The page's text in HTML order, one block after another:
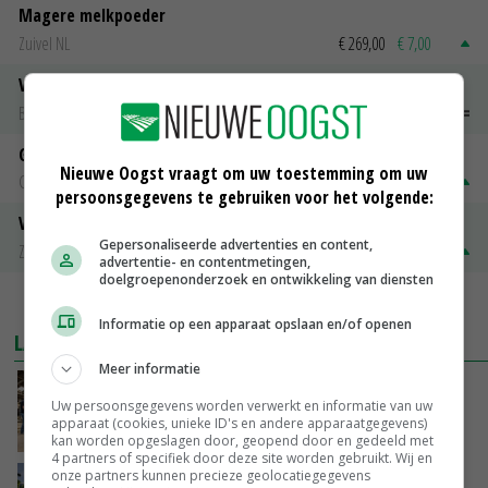
Magere melkpoeder
Zuivel NL
€ 269,00 € 7,00
Vleeskuikens 2001-2600 gr
Barneveld
€ 1,09
Gerst
Groningen
€ 197,00 € 2,00
Volle melkpoeder
Zuivel NL
€ 345,00
LAATSTE NIEUWS
boeren nu erkenning
VANDAAG, 07:00
Kamervragen over onttrekkingsverbod,
Nieuwe Oogst vraagt om uw toestemming om uw
persoonsgegevens te gebruiken voor het volgende:
Gepersonaliseerde advertenties en content,
advertentie- en contentmetingen,
doelgroepenonderzoek en ontwikkeling van diensten
Informatie op een apparaat opslaan en/of openen
Meer informatie
Uw persoonsgegevens worden verwerkt en informatie van uw
apparaat (cookies, unieke ID's en andere apparaatgegevens)
kan worden opgeslagen door, geopend door en gedeeld met
4 partners of specifiek door deze site worden gebruikt. Wij en
onze partners kunnen precieze geolocatiegegevens